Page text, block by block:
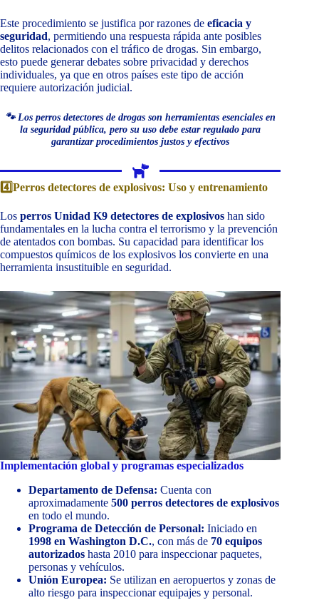
Este procedimiento se justifica por razones de eficacia y
seguridad, permitiendo una respuesta rápida ante posibles
delitos relacionados con el tráfico de drogas. Sin embargo,
esto puede generar debates sobre privacidad y derechos
individuales, ya que en otros países este tipo de acción
requiere autorización judicial.
🐾 Los perros detectores de drogas son herramientas esenciales en
la seguridad pública, pero su uso debe estar regulado para
garantizar procedimientos justos y efectivos
4️⃣Perros detectores de explosivos: Uso y entrenamiento
Los perros Unidad K9 detectores de explosivos han sido
fundamentales en la lucha contra el terrorismo y la prevención
de atentados con bombas. Su capacidad para identificar los
compuestos químicos de los explosivos los convierte en una
herramienta insustituible en seguridad.
Implementación global y programas especializados
Departamento de Defensa: Cuenta con
aproximadamente 500 perros detectores de explosivos
en todo el mundo.
Programa de Detección de Personal: Iniciado en
1998 en Washington D.C., con más de 70 equipos
autorizados hasta 2010 para inspeccionar paquetes,
personas y vehículos.
Unión Europea: Se utilizan en aeropuertos y zonas de
alto riesgo para inspeccionar equipajes y personal.